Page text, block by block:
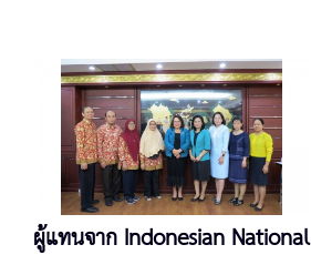
ผู้แทนจาก Indonesian National